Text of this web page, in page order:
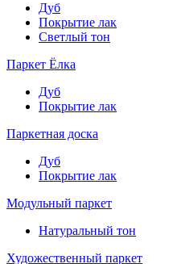
Дуб
Покрытие лак
Светлый тон
Паркет Ёлка
Дуб
Покрытие лак
Паркетная доска
Дуб
Покрытие лак
Модульный паркет
Натуральный тон
Художественный паркет